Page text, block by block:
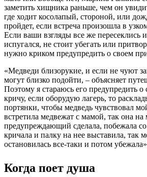
заметить хищника раньше, чем он
где ходит косолапый, стороной, или
пройдет, если встреча произошла в
Если ваши взгляды все же пересеклись
испугался, не стоит убегать или
нужно криком предупредить о своем
«Медведи близорукие, и если не чуют
могут близко подойти, – объясняет
Поэтому я стараюсь его предупредить
кричу, если оборудую лагерь, то
портянки, чтобы медведь чувствовал
встретила медвежат с мамой, так она
предупреждающий сделала, побежала
кричала и палку на нее выставила, так
остановилась все-таки и потом
Когда поет душа